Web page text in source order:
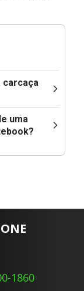
carcaça
uma
1860